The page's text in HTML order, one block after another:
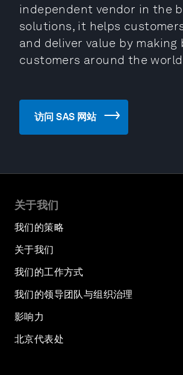
independent vendor in the
solutions, it helps
and deliver value by making
customers around the world
访问 SAS 网站
关于我们
我们的策略
关于我们
我们的工作方式
我们的领导团队与组织治理
影响力
北京代表处